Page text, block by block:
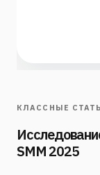
КЛАССНЫЕ
SMM 2025